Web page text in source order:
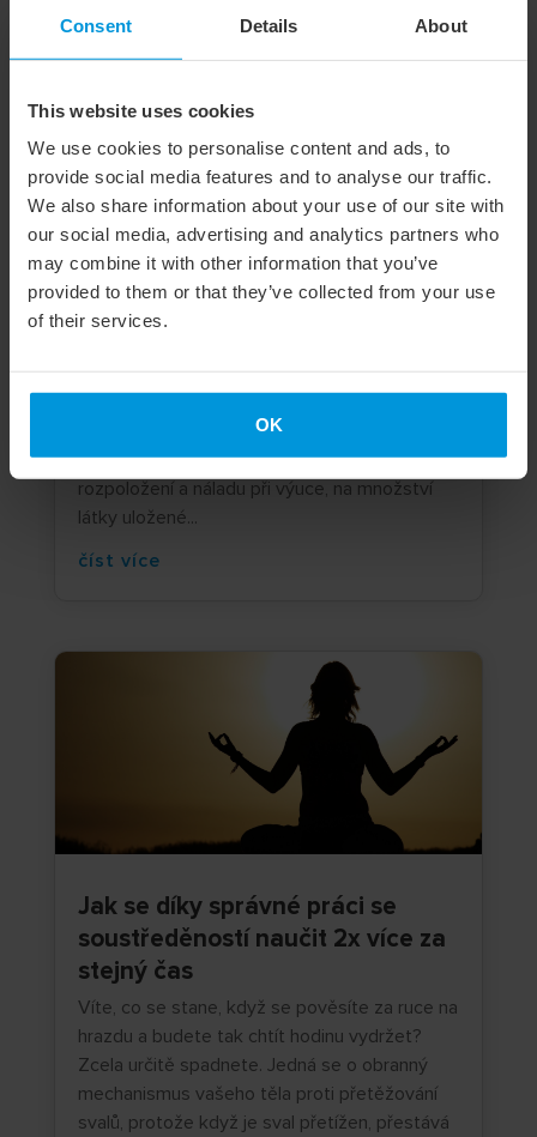
Consent Details About
This website uses cookies
We use cookies to personalise content and ads, to
provide social media features and to analyse our traffic.
We also share information about your use of our site with
our social media, advertising and analytics partners who
may combine it with other information that you’ve
provided to them or that they’ve collected from your use
of their services.
OK
Klasický kurz angličtiny nebo
online výuka?
výuky ovlivňuje Vaší motivaci, má vliv na
četnost a délku Vašeho studia, na Vaše
rozpoložení a náladu při výuce, na množství
látky uložené...
číst více
Jak se díky správné práci se
soustředěností naučit 2x více za
stejný čas
Víte, co se stane, když se pověsíte za ruce na
hrazdu a budete tak chtít hodinu vydržet?
Zcela určitě spadnete. Jedná se o obranný
mechanismus vašeho těla proti přetěžování
svalů, protože když je sval přetížen, přestává